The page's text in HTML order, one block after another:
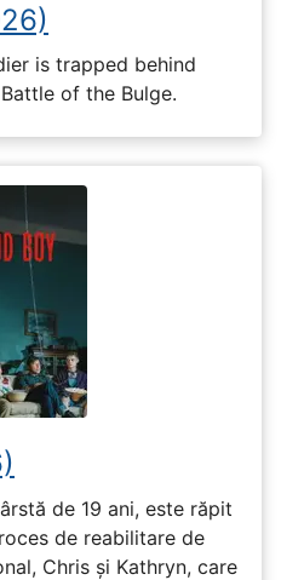
is trapped behind
of the Bulge.
de 19 ani, este răpit
de reabilitare de
Chris și Kathryn, care